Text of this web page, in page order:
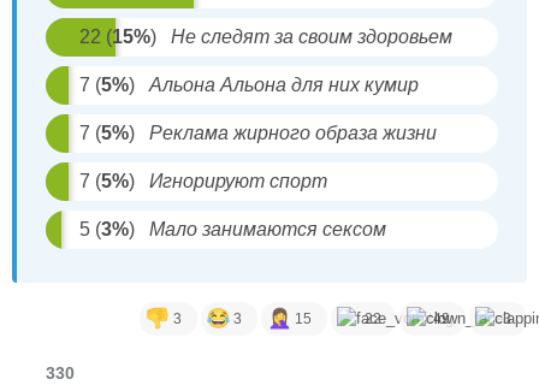
22 (15%) Не следят за своим здоровьем
7 (5%) Альона Альона для них кумир
7 (5%) Реклама жирного образа жизни
7 (5%) Игнорируют спорт
5 (3%) Мало занимаются сексом
3 3 15 22 49 3
330